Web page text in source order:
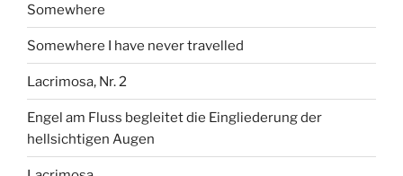
Somewhere
Somewhere I have never travelled
Lacrimosa, Nr. 2
Engel am Fluss begleitet die Eingliederung der
hellsichtigen Augen